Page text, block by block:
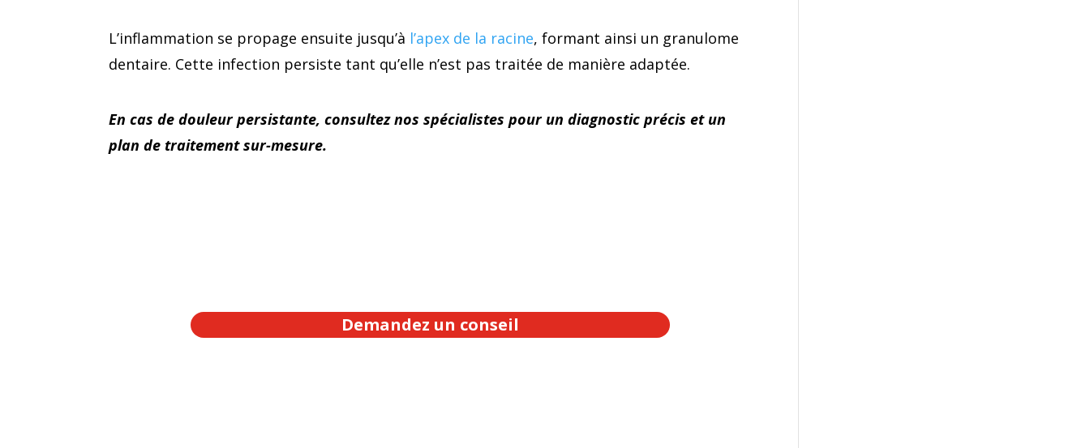
L’inflammation se propage ensuite jusqu’à l’apex de la racine, formant ainsi un granulome
dentaire. Cette infection persiste tant qu’elle n’est pas traitée de manière adaptée.
En cas de douleur persistante, consultez nos spécialistes pour un diagnostic précis et un
plan de traitement sur-mesure.
Demandez un conseil